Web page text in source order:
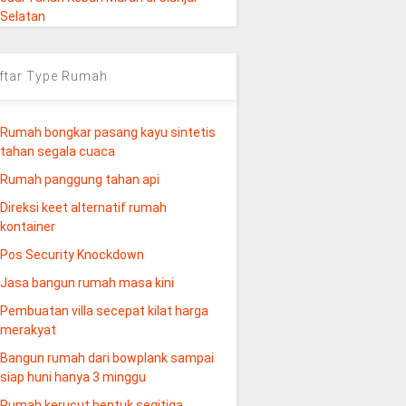
Selatan
Type Rumah
Rumah bongkar pasang kayu sintetis
tahan segala cuaca
Rumah panggung tahan api
Direksi keet alternatif rumah
kontainer
Pos Security Knockdown
Jasa bangun rumah masa kini
Pembuatan villa secepat kilat harga
merakyat
Bangun rumah dari bowplank sampai
siap huni hanya 3 minggu